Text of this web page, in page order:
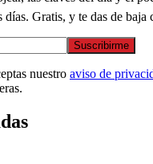
días. Gratis, y te das de baja
Suscribirme
nuestro aviso de